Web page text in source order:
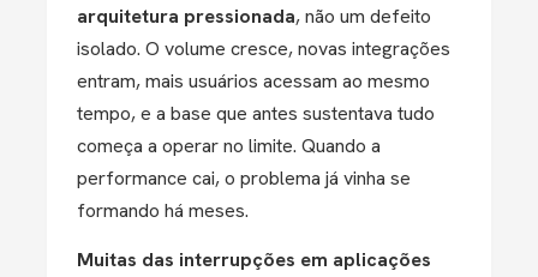
arquitetura pressionada, não um defeito
isolado. O volume cresce, novas integrações
entram, mais usuários acessam ao mesmo
tempo, e a base que antes sustentava tudo
começa a operar no limite. Quando a
performance cai, o problema já vinha se
formando há meses.
Muitas das interrupções em aplicações